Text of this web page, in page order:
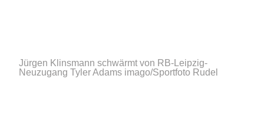
Jürgen Klinsmann schwärmt von RB-Leipzig-
Neuzugang Tyler Adams imago/Sportfoto Rudel